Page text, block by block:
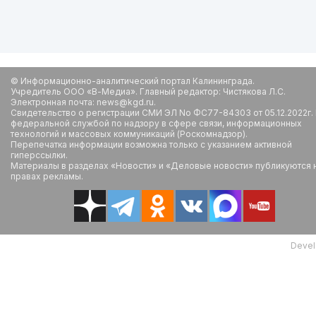
© Информационно-аналитический портал Калининграда.
Учредитель ООО «В-Медиа». Главный редактор: Чистякова Л.С.
Электронная почта: news@kgd.ru.
Свидетельство о регистрации СМИ ЭЛ No ФС77-84303 от
федеральной службой по надзору в сфере связи, информационных
технологий и массовых коммуникаций (Роскомнадзор).
Перепечатка информации возможна только с указанием активной
гиперссылки.
Материалы в разделах «Новости» и «Деловые новости» публикуются
правах рекламы.